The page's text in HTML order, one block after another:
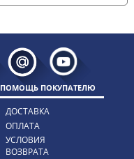
ПОМОЩЬ ПОКУПАТЕЛЮ
ДОСТАВКА
ОПЛАТА
УСЛОВИЯ
ВОЗВРАТА